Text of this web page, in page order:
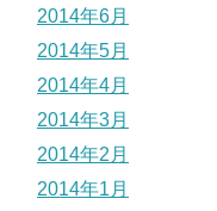
2014年6月
2014年5月
2014年4月
2014年3月
2014年2月
2014年1月